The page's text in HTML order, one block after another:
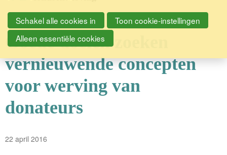
Goede doelen zoeken
vernieuwende concepten
voor werving van
donateurs
22 april 2016
Schakel alle cookies in
Toon cookie-instellingen
Alleen essentiële cookies